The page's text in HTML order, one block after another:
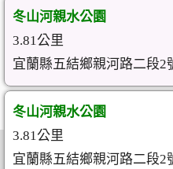
冬山河親水公園
3.81公里
宜蘭縣五結鄉親河路二段2
冬山河親水公園
3.81公里
宜蘭縣五結鄉親河路二段2